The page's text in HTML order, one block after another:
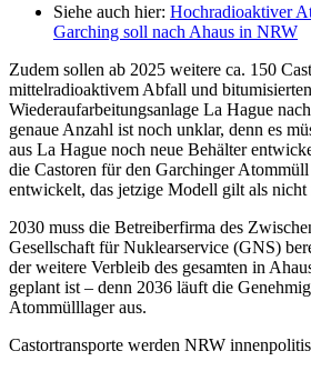
Siehe auch hier: Hochradioaktiver
Garching soll nach Ahaus in NRW
Zudem sollen ab 2025 weitere ca. 150
mittelradioaktivem Abfall und
Wiederaufarbeitungsanlage La Hague
genaue Anzahl ist noch unklar, denn es
aus La Hague noch neue Behälter
die Castoren für den Garchinger
entwickelt, das jetzige Modell gilt als nicht
2030 muss die Betreiberfirma des
Gesellschaft für Nuklearservice (GNS)
der weitere Verbleib des gesamten in
geplant ist – denn 2036 läuft die
Atommülllager aus.
Castortransporte werden NRW